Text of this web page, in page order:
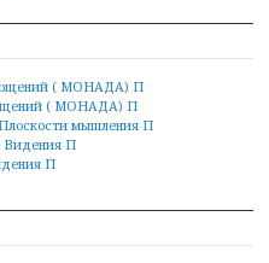
( МОНАДА) П
( МОНАДА) П
мышления П
Видения П
П